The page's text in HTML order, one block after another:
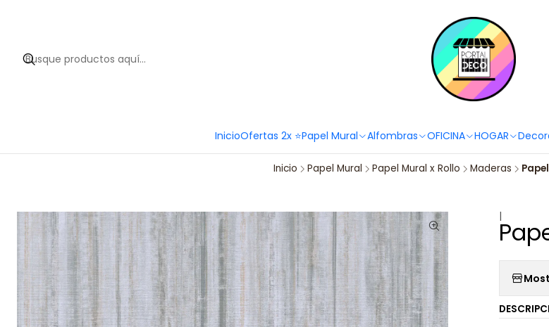
InicioOfertas 2x ⭐Papel Mural Alfombras OFICINA HOGAR
Hola PortaldecoLover✨ Necesitas ayuda? Escríbenos!
Inicio Papel Mural Papel Mural x Rollo Maderas
|